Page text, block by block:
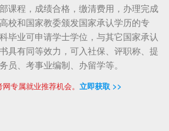
课程，成绩合格，缴清费用，办理完成
校和国家教委颁发国家承认学历的专
毕业可申请学士学位，与其它国家承认
具有同等效力，可入社保、评职称、提
员、考事业编制、办留学等。
专属就业推荐机会。 立即获取 >>